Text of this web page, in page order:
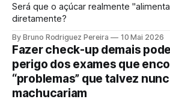
Será que o açúcar realmente
diretamente?
By Bruno Rodriguez Pereira 10 Mai 2026
Fazer check-up demais
perigo dos exames que
“problemas” que talvez
machucariam